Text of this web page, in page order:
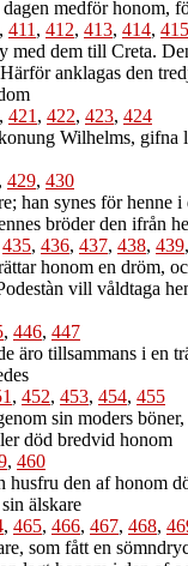
medför honom,
, 411 , 412, 413, 414, 415
dem till Creta.
anklagas den
, 421 , 422, 423, 424
Wilhelms, gifna
, 429, 430
han synes för
bröder den ifrån
435, 436, 437, 438, 439,
honom en dröm,
vill våldtaga
, 446, 447
äro tillsammans i en
, 452, 453, 454, 455
sin moders
död bredvid honom
, 460
den af honom
älskare
, 465, 466, 467, 468,
som fått en